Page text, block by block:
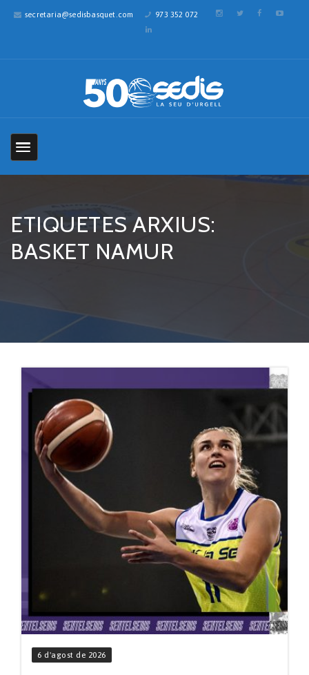
secretaria@sedisbasquet.com 973 352 072
ETIQUETES ARXIUS:
BASKET NAMUR
6 d'agost de 2026